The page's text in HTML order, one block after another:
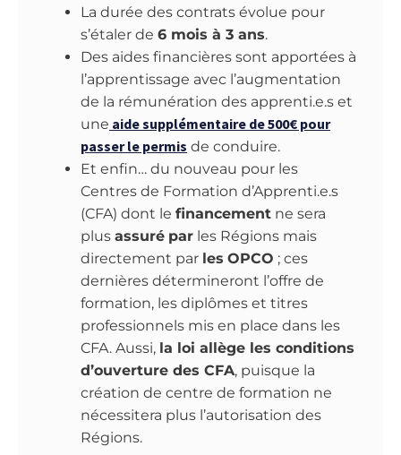
La durée des contrats évolue pour
s’étaler de 6 mois à 3 ans.
Des aides financières sont apportées à
l’apprentissage avec l’augmentation
de la rémunération des apprenti.e.s et
une aide supplémentaire de 500€ pour
passer le permis de conduire.
​Et enfin… du nouveau pour les
Centres de Formation d’Apprenti.e.s
(CFA) dont le financement ne sera
plus assuré par les Régions mais
directement par les OPCO ; ces
dernières détermineront l’offre de
formation, les diplômes et titres
professionnels mis en place dans les
CFA. Aussi, la loi allège les conditions
d’ouverture des CFA, puisque la
création de centre de formation ne
nécessitera plus l’autorisation des
Régions.